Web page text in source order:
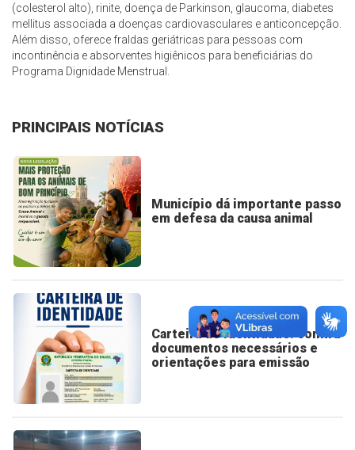
(colesterol alto), rinite, doença de Parkinson, glaucoma, diabetes
mellitus associada a doenças cardiovasculares e anticoncepção.
Além disso, oferece fraldas geriátricas para pessoas com
incontinência e absorventes higiênicos para beneficiárias do
Programa Dignidade Menstrual.
PRINCIPAIS NOTÍCIAS
Município dá importante passo
em defesa da causa animal
Carteira de Identidade: confira
documentos necessários e
orientações para emissão